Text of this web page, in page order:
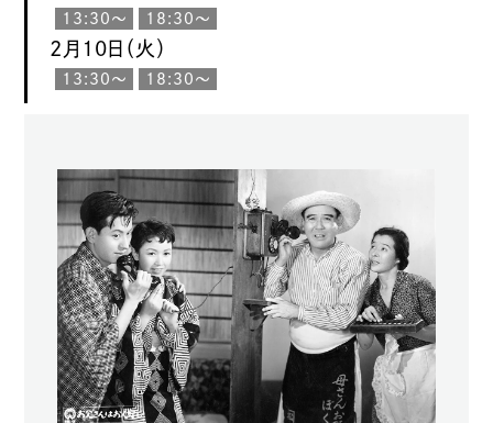
13:30〜 18:30〜
2月10日（火）
13:30〜 18:30〜